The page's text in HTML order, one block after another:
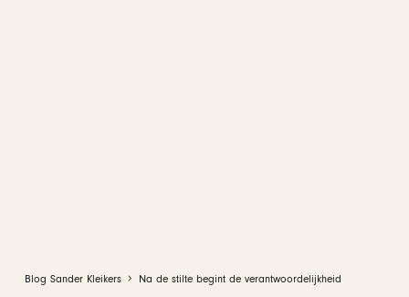
Blog Sander Kleikers Na de stilte begint de verantwoordelijkheid